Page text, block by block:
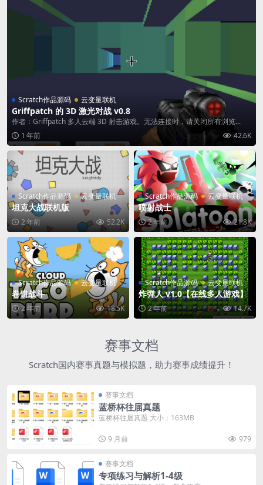
Scratch作品源码 云变量联机
Griffpatch 的 3D 激光对战 v0.8
作者：Griffpatch 多人云端 3D 射击游戏。无法连接时，请关闭所有浏览...
1 年前
42.6K
Scratch作品源码 云变量联机
坦克大战联机版
2 年前 52.2K
Scratch作品源码 云变量联机
喷射战士
2 年前 21.8K
Scratch作品源码 云变量联机
卷饼战斗
2 年前 18.5K
Scratch作品源码 云变量联机
炸弹人 v1.0【在线多人游戏】
2 年前 14.7K
赛事文档
Scratch国内赛事真题与模拟题，助力赛事成绩提升！
赛事文档
蓝桥杯往届真题
蓝桥杯往届真题 大小：163MB
9 月前 979
赛事文档
专项练习与解析1-4级